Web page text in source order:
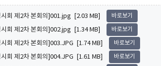
회 제2차 본회의]001.jpg [2.03 MB] 바로보기
회 제2차 본회의]002.jpg [1.34 MB] 바로보기
회 제2차 본회의]003.JPG [1.74 MB] 바로보기
회 제2차 본회의]004.JPG [1.61 MB] 바로보기